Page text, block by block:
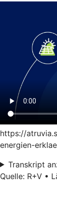
https://
energien-
Transkript
Quelle: R+V •